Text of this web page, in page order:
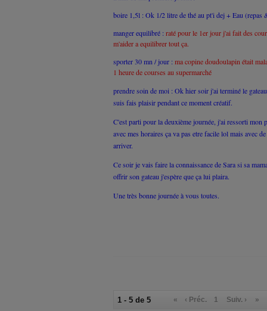
boire 1,5l : Ok 1/2 litre de thé au pt'i dej + Eau (repas
manger equilibré : raté pour le 1er jour j'ai fait des
m'aider a equilibrer tout ça.
sporter 30 mn / jour : ma copine doudoulapin était
1 heure de courses au supermarché
prendre soin de moi : Ok hier soir j'ai terminé le
suis fais plaisir pendant ce moment créatif.
C'est parti pour la deuxième journée, j'ai ressorti mon
avec mes horaires ça va pas etre facile lol mais avec
arriver.
Ce soir je vais faire la connaissance de Sara si sa
offrir son gateau j'espère que ça lui plaira.
Une très bonne journée à vous toutes.
1 - 5 de 5 « ‹ Préc. 1 Suiv. › »